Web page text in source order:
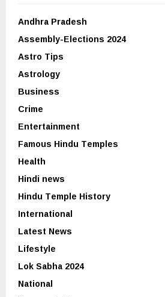
Andhra Pradesh
Assembly-Elections 2024
Astro Tips
Astrology
Business
Crime
Entertainment
Famous Hindu Temples
Health
Hindi news
Hindu Temple History
International
Latest News
Lifestyle
Lok Sabha 2024
National